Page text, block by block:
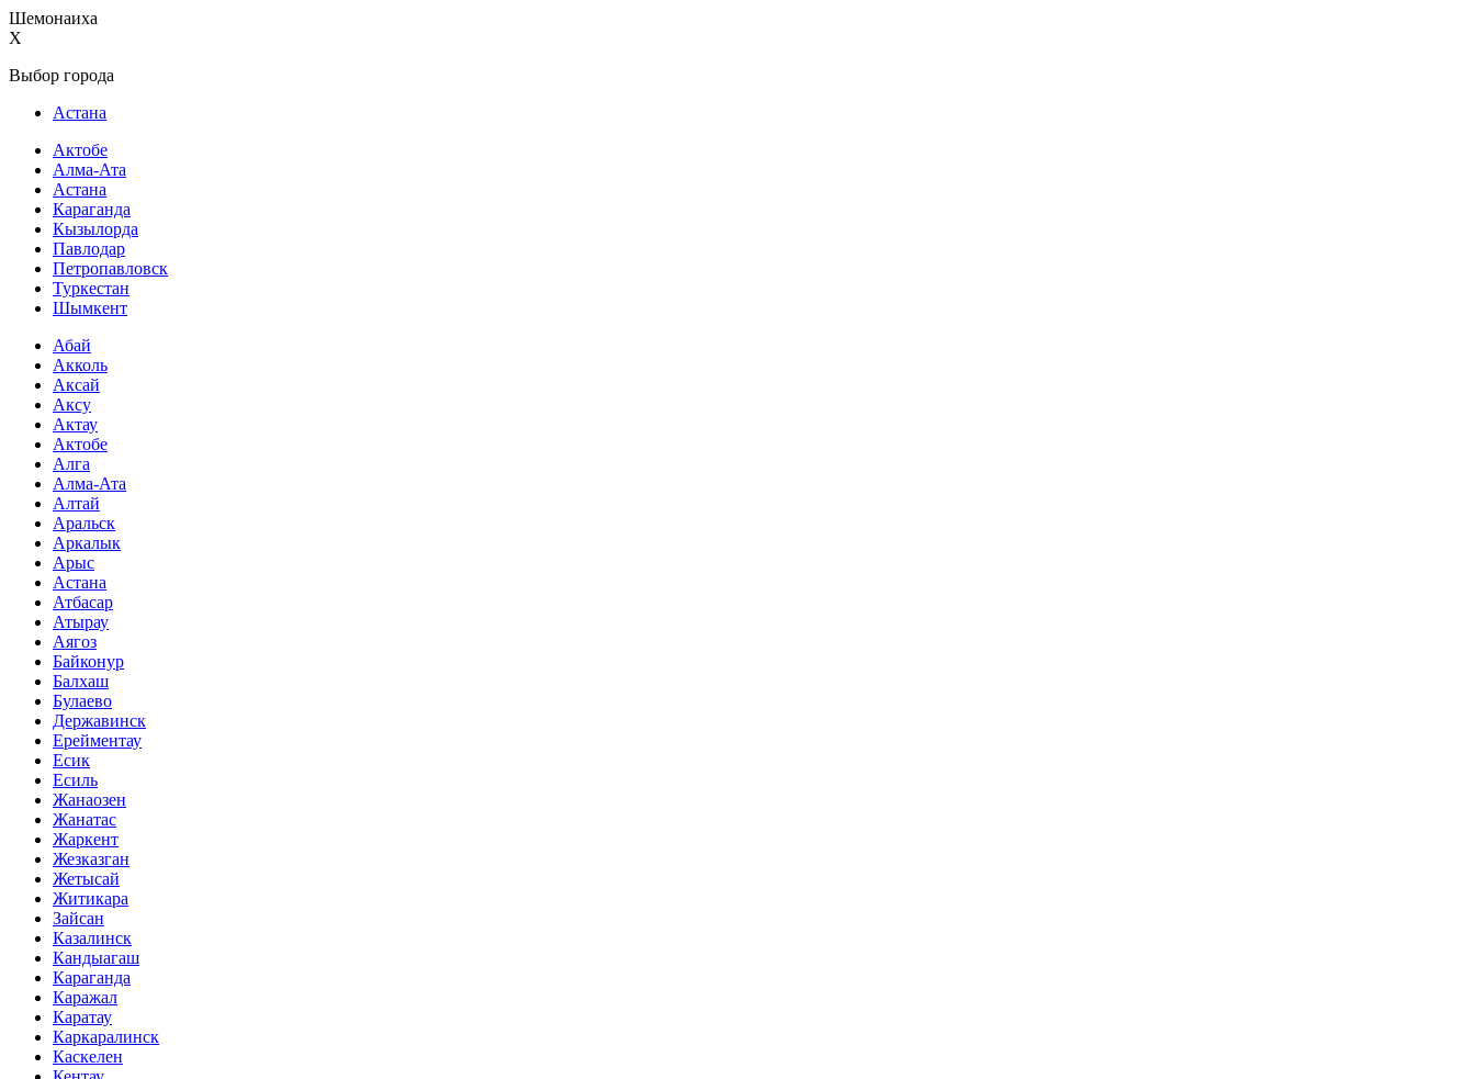
Шемонаиха
X
Выбор города
Астана
Актобе
Алма-Ата
Астана
Караганда
Кызылорда
Павлодар
Петропавловск
Туркестан
Шымкент
Абай
Акколь
Аксай
Аксу
Актау
Актобе
Алга
Алма-Ата
Алтай
Аральск
Аркалык
Арыс
Астана
Атбасар
Атырау
Аягоз
Байконур
Балхаш
Булаево
Державинск
Ерейментау
Есик
Есиль
Жанаозен
Жанатас
Жаркент
Жезказган
Жетысай
Житикара
Зайсан
Казалинск
Кандыагаш
Караганда
Каражал
Каратау
Каркаралинск
Каскелен